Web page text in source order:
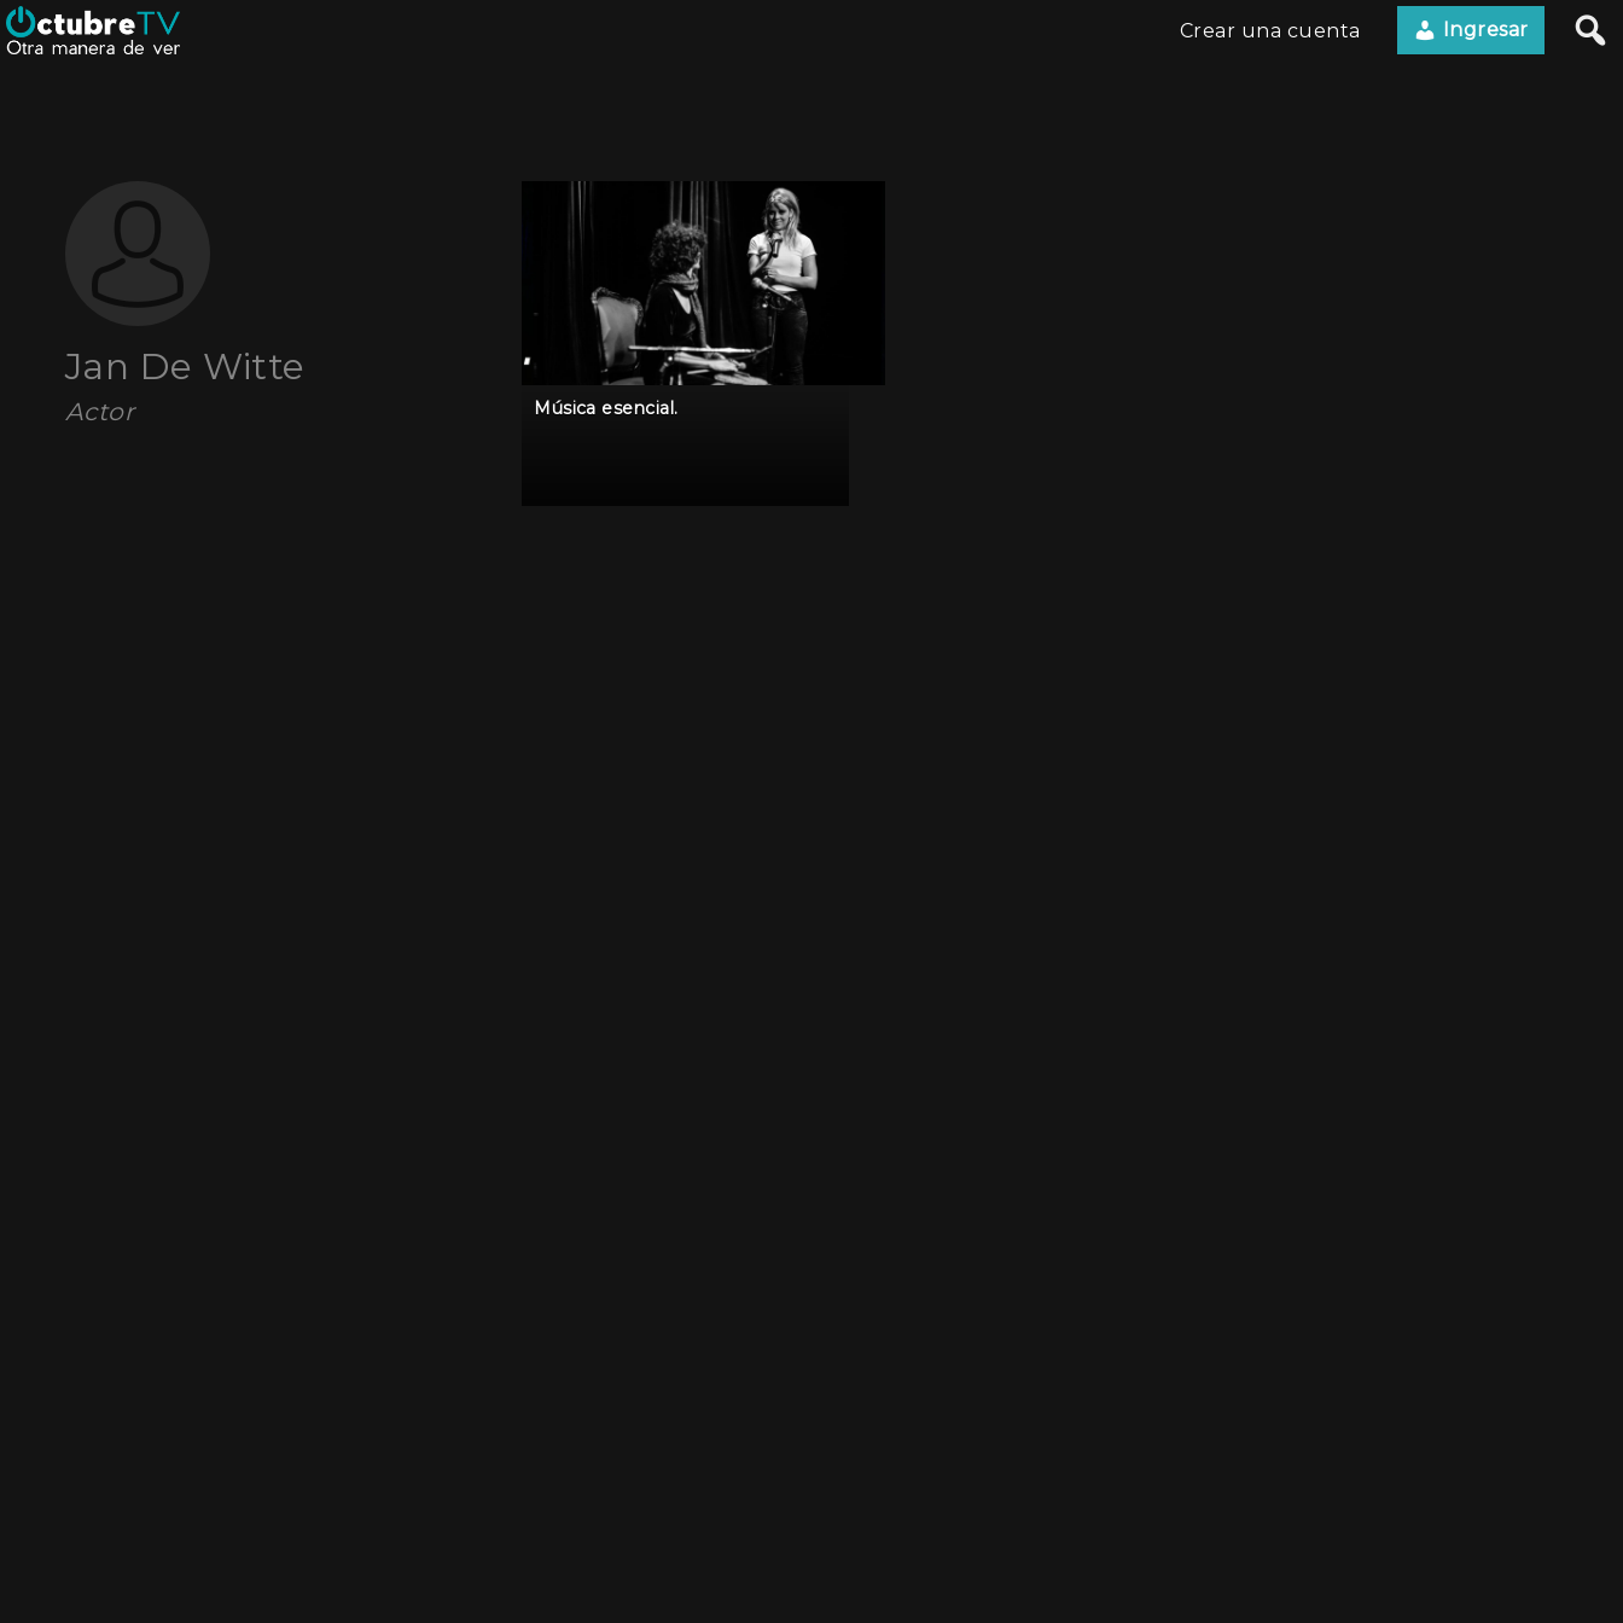
Crear una cuenta Ingresar
Jan De Witte
Actor Música esencial.